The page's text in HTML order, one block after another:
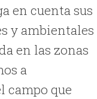
en cuenta sus
y ambientales
en las zonas
a
campo que